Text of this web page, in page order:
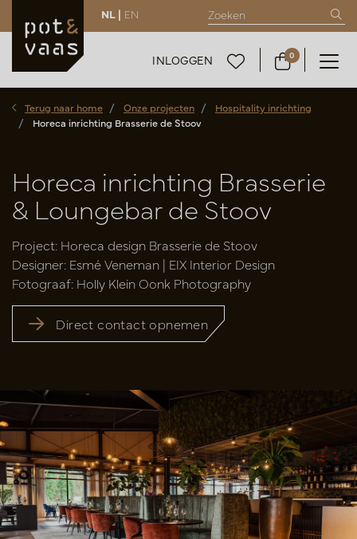
NL | EN
INLOGGEN 0
Terug naar home Onze projecten
Hospitality inrichting
Horeca inrichting Brasserie de Stoov
Horeca inrichting Brasserie
& Loungebar de Stoov
Project: Horeca design Brasserie de Stoov
Designer: Esmé Veneman | EIX Interior Design
Fotograaf: Holly Klein Oonk Photography
Direct contact opnemen